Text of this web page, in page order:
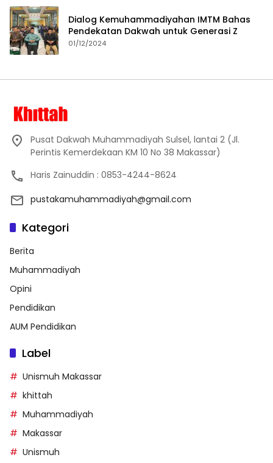
Dialog Kemuhammadiyahan IMTM Bahas
Pendekatan Dakwah untuk Generasi Z
01/12/2024
Pusat Dakwah Muhammadiyah Sulsel, lantai 2 (Jl.
Perintis Kemerdekaan KM 10 No 38 Makassar)
Haris Zainuddin : 0853-4244-8624
pustakamuhammadiyah@gmail.com
Kategori
Berita
Muhammadiyah
Opini
Pendidikan
AUM Pendidikan
Label
Unismuh Makassar
khittah
Muhammadiyah
Makassar
Unismuh